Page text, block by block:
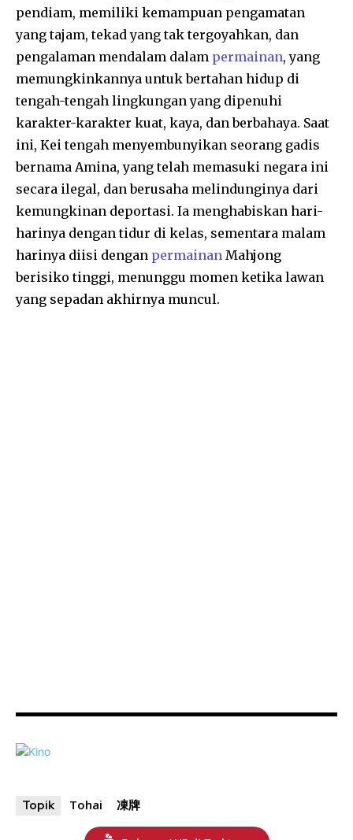
pendiam, memiliki kemampuan pengamatan
yang tajam, tekad yang tak tergoyahkan, dan
pengalaman mendalam dalam permainan, yang
memungkinkannya untuk bertahan hidup di
tengah-tengah lingkungan yang dipenuhi
karakter-karakter kuat, kaya, dan berbahaya. Saat
ini, Kei tengah menyembunyikan seorang gadis
bernama Amina, yang telah memasuki negara ini
secara ilegal, dan berusaha melindunginya dari
kemungkinan deportasi. Ia menghabiskan hari-
harinya dengan tidur di kelas, sementara malam
harinya diisi dengan permainan Mahjong
berisiko tinggi, menunggu momen ketika lawan
yang sepadan akhirnya muncul.
Topik Tohai 凍牌